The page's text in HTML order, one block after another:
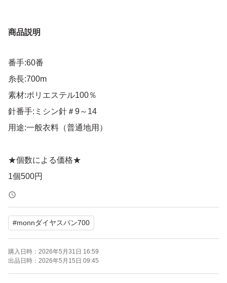
商品説明
番手:60番
糸長:700m
素材:ポリエステル100％
針番手:ミシン針＃9～14
用途:一般衣料（普通地用）
★個数による価格★
1個500円
2個750円
3個990円
4個1240円
5個1450円
6個1560円
7個1750円
#monnダイヤスパン700
購入日時： 2026年5月31日 16:59
出品日時： 2026年5月15日 09:45